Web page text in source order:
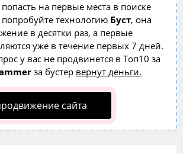
на первые места в поиске
попробуйте технологию Буст, она
в десятки раз, а первые
уже в течение первых 7 дней.
у вас не продвинется в Топ10 за
за бустер вернут деньги.
сайта